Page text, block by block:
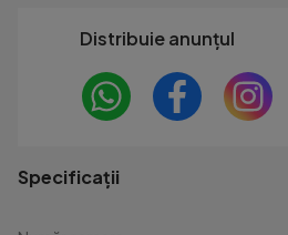
Distribuie anunțul
Specificații